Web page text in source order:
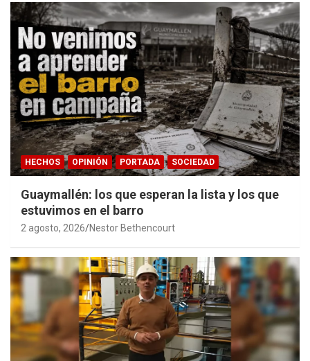
HECHOS OPINIÓN PORTADA SOCIEDAD
Guaymallén: los que esperan la lista y los que
estuvimos en el barro
2 agosto, 2026 Nestor Bethencourt